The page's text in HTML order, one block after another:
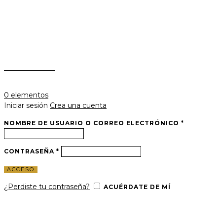
0 elementos
Iniciar sesión Crea una cuenta
NOMBRE DE USUARIO O CORREO ELECTRÓNICO *
CONTRASEÑA *
ACCESO
¿Perdiste tu contraseña? ACUÉRDATE DE MÍ